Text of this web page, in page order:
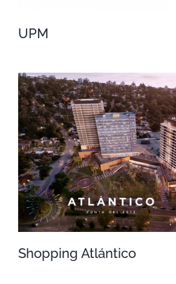
UPM
UPM
Shopping Atlántico